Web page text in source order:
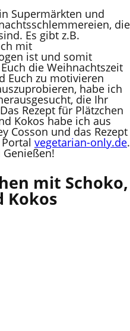
Supermärkten und
die
Es gibt z.B.
mit
ist und somit
die Weihnachtszeit
Euch zu motivieren
habe ich
die Ihr
Rezept für Plätzchen
Kokos habe ich aus
Cosson und das Rezept
vegetarian-only.de.
Genießen!
mit Schoko,
Kokos